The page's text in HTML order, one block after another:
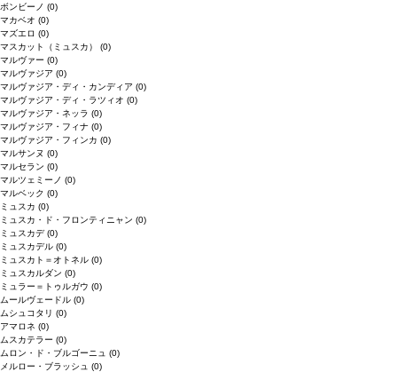
ボンビーノ (0)
マカベオ (0)
マズエロ (0)
マスカット（ミュスカ） (0)
マルヴァー (0)
マルヴァジア (0)
マルヴァジア・ディ・カンディア (0)
マルヴァジア・ディ・ラツィオ (0)
マルヴァジア・ネッラ (0)
マルヴァジア・フィナ (0)
マルヴァジア・フィンカ (0)
マルサンヌ (0)
マルセラン (0)
マルツェミーノ (0)
マルベック (0)
ミュスカ (0)
ミュスカ・ド・フロンティニャン (0)
ミュスカデ(0)
ミュスカデル (0)
ミュスカト＝オトネル (0)
ミュスカルダン (0)
ミュラー＝トゥルガウ (0)
ムールヴェードル (0)
ムシュコタリ (0)
アマロネ (0)
ムスカテラー (0)
ムロン・ド・ブルゴーニュ (0)
メルロー・ブラッシュ (0)